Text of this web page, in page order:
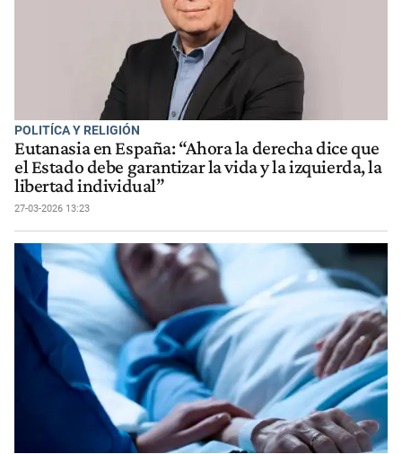
POLITÍCA Y RELIGIÓN
Eutanasia en España: “Ahora la derecha dice que
el Estado debe garantizar la vida y la izquierda, la
libertad individual”
27-03-2026 13:23